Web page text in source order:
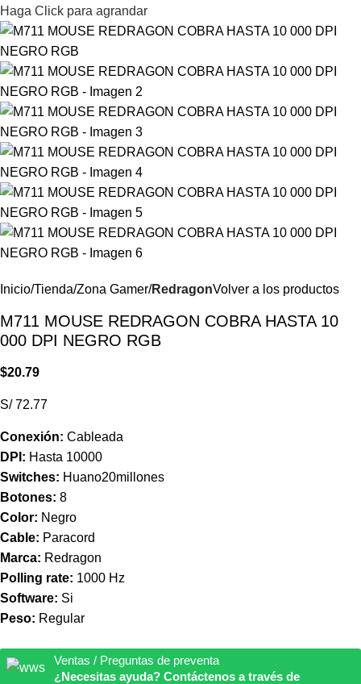
Haga Click para agrandar
Inicio Tienda Zona Gamer RedragonVolver a los productos
M711 MOUSE REDRAGON COBRA HASTA 10
000 DPI NEGRO RGB
$20.79
S/ 72.77
Conexión: Cableada
DPI: Hasta 10000
Switches: Huano20millones
Botones: 8
Color: Negro
Cable: Paracord
Marca: Redragon
Polling rate: 1000 Hz
Software: Si
Peso: Regular
Ventas / Preguntas de preventa
¿Necesitas ayuda? Contáctenos a través de